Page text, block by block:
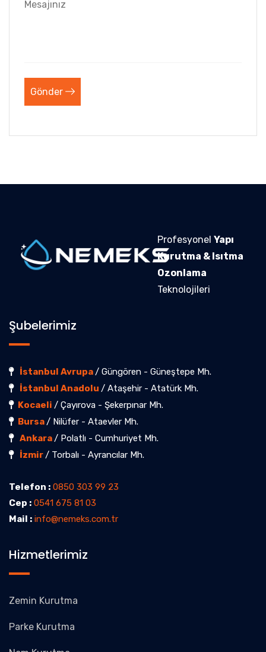
Gönder
Profesyonel Yapı
Kurutma & Isıtma
Ozonlama
Teknolojileri
Şubelerimiz
İstanbul Avrupa/ Güngören - Güneştepe Mh.
İstanbul Anadolu / Ataşehir - Atatürk Mh.
Kocaeli / Çayırova - Şekerpınar Mh.
Bursa/ Nilüfer - Ataevler Mh.
Ankara/ Polatlı - Cumhuriyet Mh.
İzmir/ Torbalı - Ayrancılar Mh.
Telefon : 0850 303 99 23
Cep : 0541 675 81 03
Mail : info@nemeks.com.tr
Hizmetlerimiz
Zemin Kurutma
Parke Kurutma